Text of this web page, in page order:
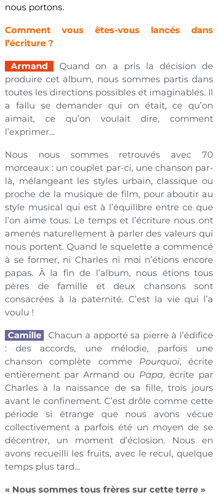
nous portons.
Comment vous êtes-vous lancés dans
l’écriture ?
Armand
Quand on a pris la décision de
produire cet album, nous sommes partis dans
toutes les directions possibles et imaginables. Il
a fallu se demander qui on était, ce qu’on
aimait, ce qu’on voulait dire, comment
l’exprimer…
Nous nous sommes retrouvés avec 70
morceaux : un couplet par-ci, une chanson par-
là, mélangeant les styles urbain, classique ou
proche de la musique de film, pour aboutir au
style musical qui est à l’équilibre entre ce que
l’on aime tous. Le temps et l’écriture nous ont
amenés naturellement à parler des valeurs qui
nous portent. Quand le squelette a commencé
à se former, ni Charles ni moi n’étions encore
papas. À la fin de l’album, nous étions tous
pères de famille et deux chansons sont
consacrées à la paternité. C’est la vie qui l’a
voulu !
Camille
Chacun a apporté sa pierre à l’édifice
: des accords, une mélodie, parfois une
chanson complète comme Pourquoi, écrite
entièrement par Armand ou Papa, écrite par
Charles à la naissance de sa fille, trois jours
avant le confinement. C’est drôle comme cette
période si étrange que nous avons vécue
collectivement a parfois été un moyen de se
décentrer, un moment d’éclosion. Nous en
avons recueilli les fruits, avec le recul, quelque
temps plus tard…
« Nous sommes tous frères sur cette terre »